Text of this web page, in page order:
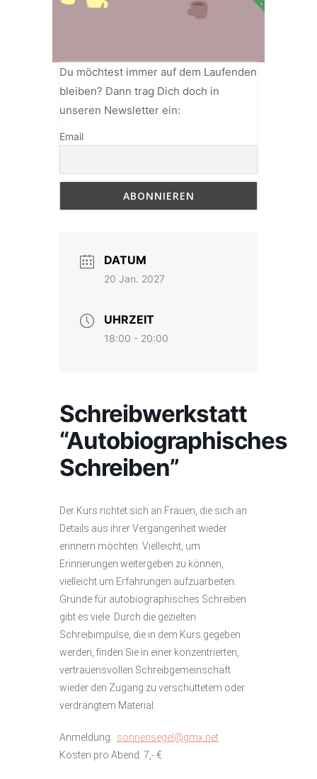
Du möchtest immer auf dem Laufenden
bleiben? Dann trag Dich doch in
unseren Newsletter ein:
Email
DATUM
20 Jan. 2027
UHRZEIT
18:00 - 20:00
Schreibwerkstatt
“Autobiographisches
Schreiben”
Der Kurs richtet sich an Frauen, die sich an
Details aus ihrer Vergangenheit wieder
erinnern möchten. Vielleicht, um
Erinnerungen weitergeben zu können,
vielleicht um Erfahrungen aufzuarbeiten.
Gründe für autobiographisches Schreiben
gibt es viele. Durch die gezielten
Schreibimpulse, die in dem Kurs gegeben
werden, finden Sie in einer konzentrierten,
vertrauensvollen Schreibgemeinschaft
wieder den Zugang zu verschüttetem oder
verdrängtem Material.
Anmeldung: sonnensegel@gmx.net
Kosten pro Abend: 7,- €